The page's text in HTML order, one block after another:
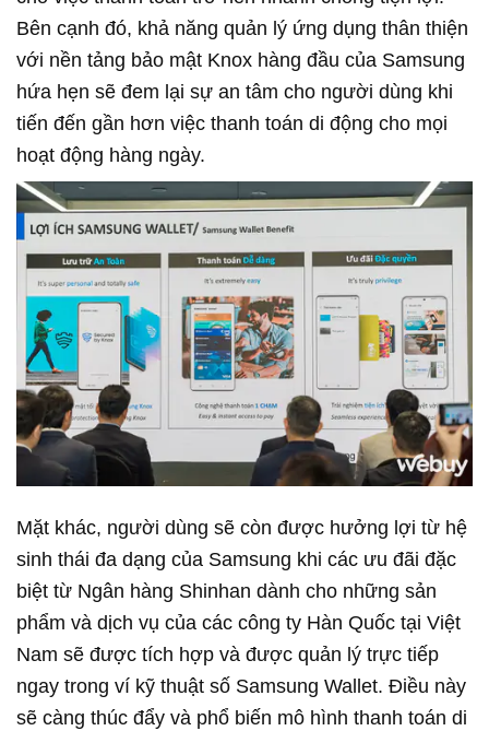
Bên cạnh đó, khả năng quản lý ứng dụng thân thiện
với nền tảng bảo mật Knox hàng đầu của Samsung
hứa hẹn sẽ đem lại sự an tâm cho người dùng khi
tiến đến gần hơn việc thanh toán di động cho mọi
hoạt động hàng ngày.
Mặt khác, người dùng sẽ còn được hưởng lợi từ hệ
sinh thái đa dạng của Samsung khi các ưu đãi đặc
biệt từ Ngân hàng Shinhan dành cho những sản
phẩm và dịch vụ của các công ty Hàn Quốc tại Việt
Nam sẽ được tích hợp và được quản lý trực tiếp
ngay trong ví kỹ thuật số Samsung Wallet. Điều này
sẽ càng thúc đẩy và phổ biến mô hình thanh toán di